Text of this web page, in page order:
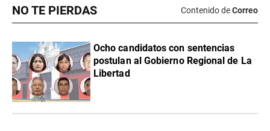
NO TE PIERDAS Contenido deCorreo
Ocho candidatos con sentencias
postulan al Gobierno Regional de La
Libertad